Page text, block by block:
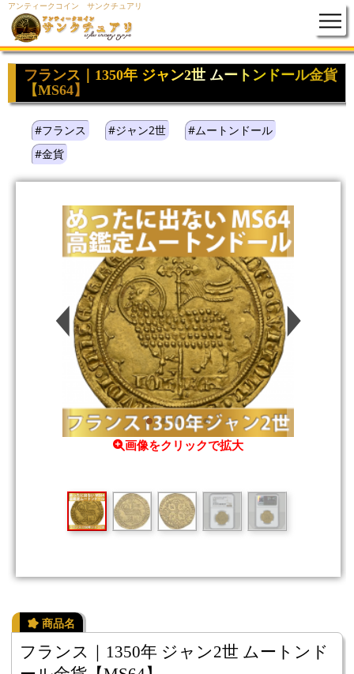
アンティークコイン サンクチュアリ
フランス｜1350年 ジャン2世 ムートンドール金貨
【MS64】
#フランス #ジャン2世
#ムートンドール
#金貨
画像をクリックで拡大
フランス｜1350年 ジャン2世 ムートンド